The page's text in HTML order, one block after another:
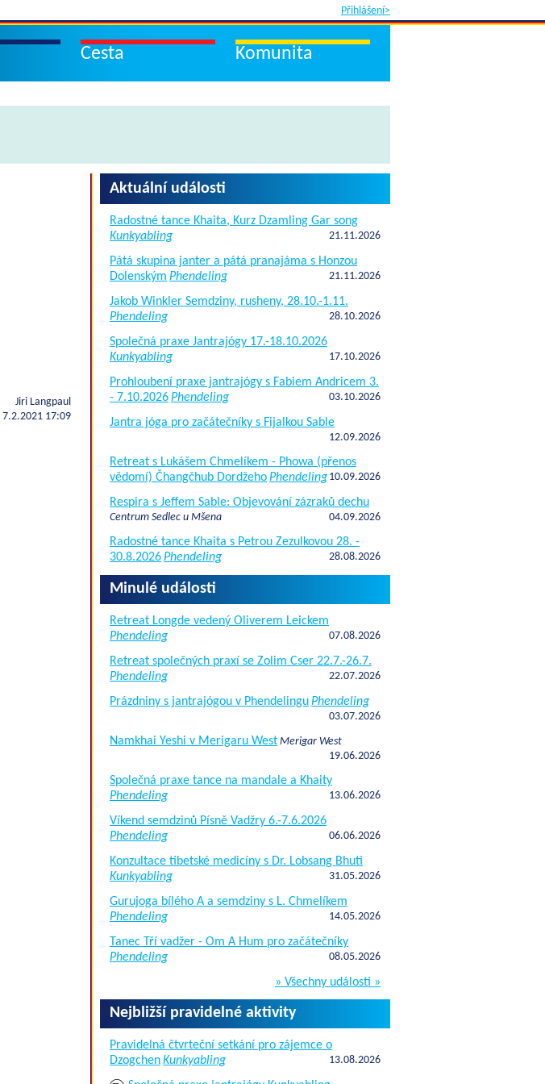
Přihlášení>
Cesta Komunita
Jiri Langpaul
7.2.2021 17:09
Aktuální události
Radostné tance Khaita, Kurz Dzamling Gar song
Kunkyabling
21.11.2026
Pátá skupina janter a pátá pranajáma s Honzou
Dolenským Phendeling 21.11.2026
Jakob Winkler Semdziny, rusheny, 28.10.-1.11.
Phendeling
28.10.2026
Společná praxe Jantrajógy 17.-18.10.2026
Kunkyabling
17.10.2026
Prohloubení praxe jantrajógy s Fabiem Andricem 3.
- 7.10.2026Phendeling 03.10.2026
Jantra jóga pro začátečníky s Fijalkou Sable
12.09.2026
Retreat s Lukášem Chmelíkem - Phowa (přenos
vědomí) Čhangčhub DordžehoPhendeling 10.09.2026
Respira s Jeffem Sable: Objevování zázraků dechu
Centrum Sedlec u Mšena 04.09.2026
Radostné tance Khaita s Petrou Zezulkovou 28. -
30.8.2026Phendeling 28.08.2026
Minulé události
Retreat Longde vedený Oliverem Leickem
Phendeling
07.08.2026
Retreat společných praxí se Zolim Cser 22.7.-26.7.
Phendeling
22.07.2026
Prázdniny s jantrajógou v PhendelinguPhendeling
03.07.2026
Namkhai Yeshi v Merigaru West Merigar West
19.06.2026
Společná praxe tance na mandale a Khaity
Phendeling
13.06.2026
Víkend semdzinů Písně Vadžry 6.-7.6.2026
Phendeling
06.06.2026
Konzultace tibetské medicíny s Dr. Lobsang Bhuti
Kunkyabling
31.05.2026
Gurujoga bílého A a semdziny s L. Chmelíkem
Phendeling
14.05.2026
Tanec Tří vadžer - Om A Hum pro začátečníky
Phendeling
08.05.2026
» Všechny události »
Nejbližší pravidelné aktivity
Pravidelná čtvrteční setkání pro zájemce o
DzogchenKunkyabling 13.08.2026